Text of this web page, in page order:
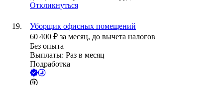
Откликнуться
Уборщик офисных помещений
60 400 ₽ за месяц, до вычета налогов
Без опыта
Выплаты: Раз в месяц
Подработка